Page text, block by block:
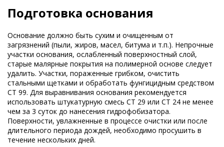
Подготовка основания
Основание должно быть сухим и очищенным от
загрязнений (пыли, жиров, масел, битума и т.п.). Непрочные
участки основания, ослабленный поверхностный слой,
старые малярные покрытия на полимерной основе следует
удалить. Участки, пораженные грибком, очистить
стальными щетками и обработать фунгицидным средством
CT 99. Для выравнивания основания рекомендуется
использовать штукатурную смесь CT 29 или CT 24 не менее
чем за 3 суток до нанесения гидрофобизатора.
Поверхности, увлажненные в процессе очистки или после
длительного периода дождей, необходимо просушить в
течение нескольких дней.